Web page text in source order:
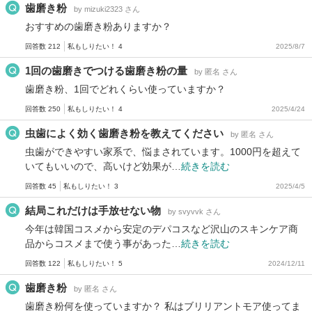
歯磨き粉 by mizuki2323 さん
おすすめの歯磨き粉ありますか？
回答数 212 私もしりたい！ 4 2025/8/7
1回の歯磨きでつける歯磨き粉の量 by 匿名 さん
歯磨き粉、1回でどれくらい使っていますか？
回答数 250 私もしりたい！ 4 2025/4/24
虫歯によく効く歯磨き粉を教えてください by 匿名 さん
虫歯ができやすい家系で、悩まされています。1000円を超えて
いてもいいので、高いけど効果が… 続きを読む
回答数 45 私もしりたい！ 3 2025/4/5
結局これだけは手放せない物 by svyvvk さん
今年は韓国コスメから安定のデパコスなど沢山のスキンケア商
品からコスメまで使う事があった… 続きを読む
回答数 122 私もしりたい！ 5 2024/12/11
歯磨き粉 by 匿名 さん
歯磨き粉何を使っていますか？ 私はブリリアントモア使ってま